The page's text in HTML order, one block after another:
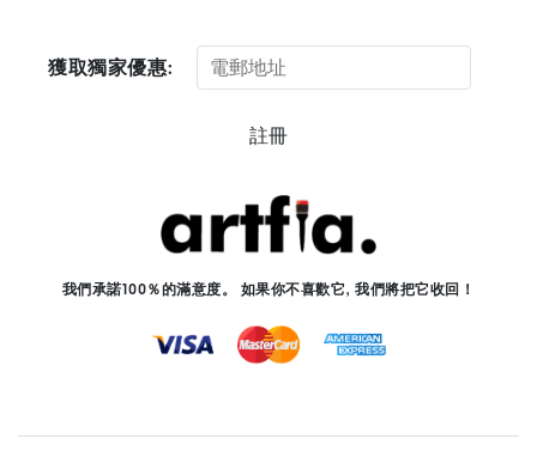
獲取獨家優惠:
註冊
我們承諾100％的滿意度。 如果你不喜歡它, 我們將把它收回！